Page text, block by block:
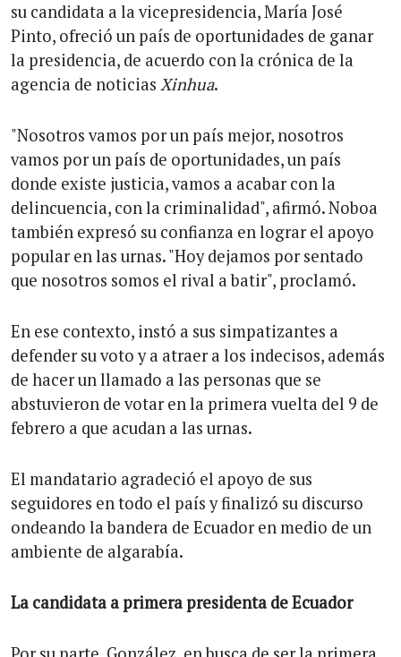
su candidata a la vicepresidencia, María José
Pinto, ofreció un país de oportunidades de ganar
la presidencia, de acuerdo con la crónica de la
agencia de noticias Xinhua.
"Nosotros vamos por un país mejor, nosotros
vamos por un país de oportunidades, un país
donde existe justicia, vamos a acabar con la
delincuencia, con la criminalidad", afirmó. Noboa
también expresó su confianza en lograr el apoyo
popular en las urnas. "Hoy dejamos por sentado
que nosotros somos el rival a batir", proclamó.
En ese contexto, instó a sus simpatizantes a
defender su voto y a atraer a los indecisos, además
de hacer un llamado a las personas que se
abstuvieron de votar en la primera vuelta del 9 de
febrero a que acudan a las urnas.
El mandatario agradeció el apoyo de sus
seguidores en todo el país y finalizó su discurso
ondeando la bandera de Ecuador en medio de un
ambiente de algarabía.
La candidata a primera presidenta de Ecuador